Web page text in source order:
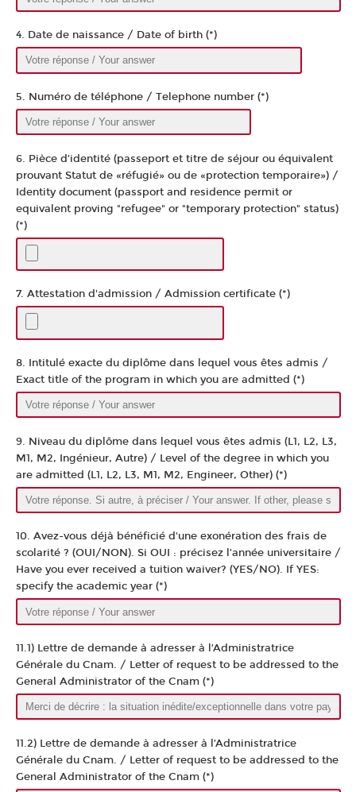
4. Date de naissance / Date of birth (*)
5. Numéro de téléphone / Telephone number (*)
6. Pièce d’identité (passeport et titre de séjour ou équivalent
prouvant Statut de «réfugié» ou de «protection temporaire») /
Identity document (passport and residence permit or
equivalent proving "refugee" or "temporary protection" status)
(*)
7. Attestation d'admission / Admission certificate (*)
8. Intitulé exacte du diplôme dans lequel vous êtes admis /
Exact title of the program in which you are admitted (*)
9. Niveau du diplôme dans lequel vous êtes admis (L1, L2, L3,
M1, M2, Ingénieur, Autre) / Level of the degree in which you
are admitted (L1, L2, L3, M1, M2, Engineer, Other) (*)
10. Avez-vous déjà bénéficié d'une exonération des frais de
scolarité ? (OUI/NON). Si OUI : précisez l’année universitaire /
Have you ever received a tuition waiver? (YES/NO). If YES:
specify the academic year (*)
11.1) Lettre de demande à adresser à l’Administratrice
Générale du Cnam. / Letter of request to be addressed to the
General Administrator of the Cnam (*)
11.2) Lettre de demande à adresser à l’Administratrice
Générale du Cnam. / Letter of request to be addressed to the
General Administrator of the Cnam (*)